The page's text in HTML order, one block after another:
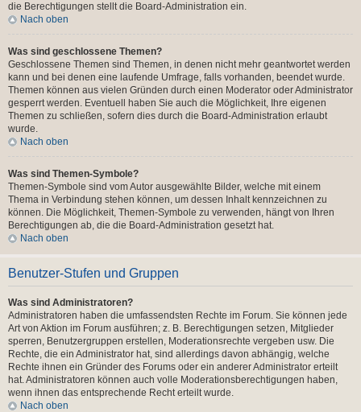
die Berechtigungen stellt die Board-Administration ein.
Nach oben
Was sind geschlossene Themen?
Geschlossene Themen sind Themen, in denen nicht mehr geantwortet werden
kann und bei denen eine laufende Umfrage, falls vorhanden, beendet wurde.
Themen können aus vielen Gründen durch einen Moderator oder Administrator
gesperrt werden. Eventuell haben Sie auch die Möglichkeit, Ihre eigenen
Themen zu schließen, sofern dies durch die Board-Administration erlaubt
wurde.
Nach oben
Was sind Themen-Symbole?
Themen-Symbole sind vom Autor ausgewählte Bilder, welche mit einem
Thema in Verbindung stehen können, um dessen Inhalt kennzeichnen zu
können. Die Möglichkeit, Themen-Symbole zu verwenden, hängt von Ihren
Berechtigungen ab, die die Board-Administration gesetzt hat.
Nach oben
Benutzer-Stufen und Gruppen
Was sind Administratoren?
Administratoren haben die umfassendsten Rechte im Forum. Sie können jede
Art von Aktion im Forum ausführen; z. B. Berechtigungen setzen, Mitglieder
sperren, Benutzergruppen erstellen, Moderationsrechte vergeben usw. Die
Rechte, die ein Administrator hat, sind allerdings davon abhängig, welche
Rechte ihnen ein Gründer des Forums oder ein anderer Administrator erteilt
hat. Administratoren können auch volle Moderationsberechtigungen haben,
wenn ihnen das entsprechende Recht erteilt wurde.
Nach oben